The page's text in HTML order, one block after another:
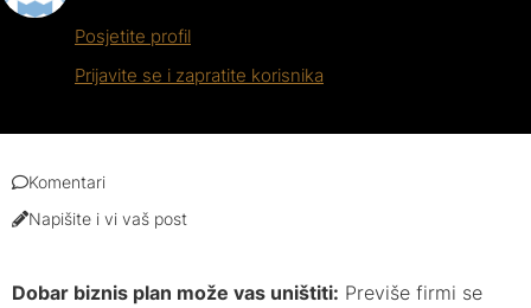
Posjetite profil
Prijavite se i zapratite korisnika
Komentari
Napišite i vi vaš post
Dobar biznis plan može vas uništiti: Previše firmi se